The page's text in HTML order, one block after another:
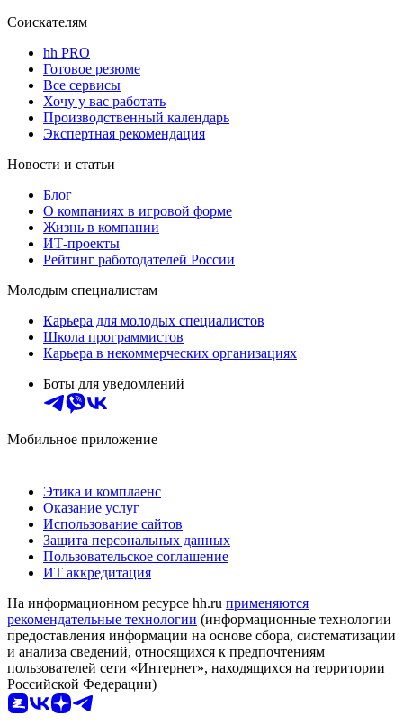
Соискателям
hh PRO
Готовое резюме
Все сервисы
Хочу у вас работать
Производственный календарь
Экспертная рекомендация
Новости и статьи
Блог
О компаниях в игровой форме
Жизнь в компании
ИТ-проекты
Рейтинг работодателей России
Молодым специалистам
Карьера для молодых специалистов
Школа программистов
Карьера в некоммерческих организациях
Боты для уведомлений
Мобильное приложение
Этика и комплаенс
Оказание услуг
Использование сайтов
Защита персональных данных
Пользовательское соглашение
ИТ аккредитация
На информационном ресурсе hh.ru применяются
рекомендательные технологии (информационные технологии
предоставления информации на основе сбора, систематизации
и анализа сведений, относящихся к предпочтениям
пользователей сети «Интернет», находящихся на территории
Российской Федерации)